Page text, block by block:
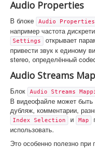
Audio Properties
В блоке Audio Properties
например частота
Settings
открывает
привести звук к единому
stereo, определённый
Audio Streams
Блок Audio Streams
В видеофайле может быть
дубляж, комментарии,
Index Selection и Map
использовать.
Это особенно полезно при